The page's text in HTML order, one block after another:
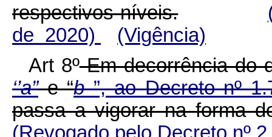
respectivos níveis.
de 2020)
(Vigência)
Art 8ºEm decorrência do
‘’a”e “b”, ao Decreto nº
passa a vigorar na forma